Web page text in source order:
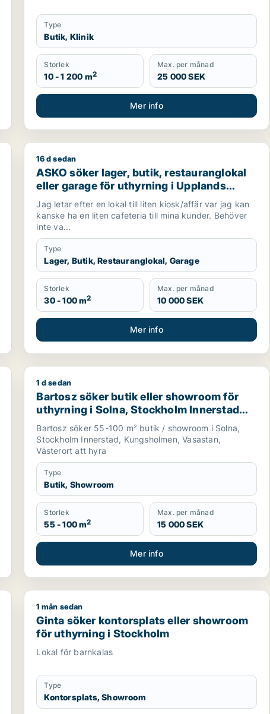
Type
Butik, Klinik
Storlek
10 - 1 200 m2
Max. per månad
25 000 SEK
Mer info
för uthyrning i Stockholms län
ASKO söker lager, butik, restauranglokal eller
16 d sedan
ASKO söker lager, butik, restauranglokal
eller garage för uthyrning i Upplands
Väsby, Vallentuna eller Järfälla m.fl.
Jag letar efter en lokal till liten kiosk/affär var jag kan
kanske ha en liten cafeteria till mina kunder. Behöver
inte va...
Type
Lager, Butik, Restauranglokal, Garage
Storlek
30 - 100 m2
Max. per månad
10 000 SEK
Mer info
i Söderort eller Västerort
Bartosz söker butik eller showroom för uthyrning i
1 d sedan
Bartosz söker butik eller showroom för
uthyrning i Solna, Stockholm Innerstad
eller Kungsholmen m.fl.
Bartosz söker 55-100 m² butik / showroom i Solna,
Stockholm Innerstad, Kungsholmen, Vasastan,
Västerort att hyra
Type
Butik, Showroom
Storlek
55 - 100 m2
Max. per månad
15 000 SEK
Mer info
för uthyrning i Stockholm Innerstad, Kungsholmen eller
Ginta söker kontorsplats eller showroom för
1 mån sedan
Ginta söker kontorsplats eller showroom
för uthyrning i Stockholm
Lokal för barnkalas
Type
Kontorsplats, Showroom